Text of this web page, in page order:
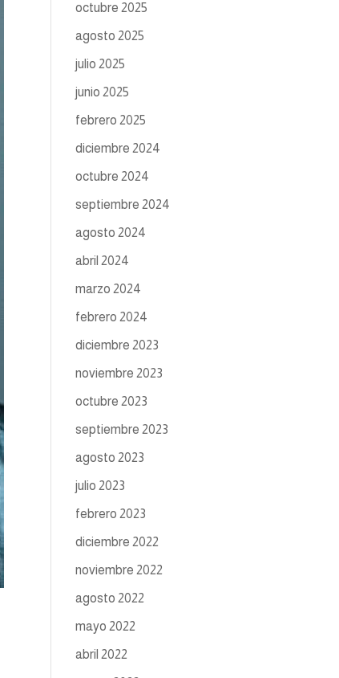
octubre 2025
agosto 2025
julio 2025
junio 2025
febrero 2025
diciembre 2024
octubre 2024
septiembre 2024
agosto 2024
abril 2024
marzo 2024
febrero 2024
diciembre 2023
noviembre 2023
octubre 2023
septiembre 2023
agosto 2023
julio 2023
febrero 2023
diciembre 2022
noviembre 2022
agosto 2022
mayo 2022
abril 2022